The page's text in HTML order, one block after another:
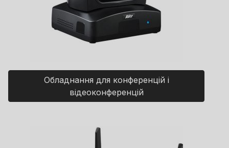
Обладнання для конференцій і
відеоконференцій